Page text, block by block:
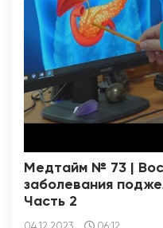
Медтайм № 73 |
заболевания
Часть 2